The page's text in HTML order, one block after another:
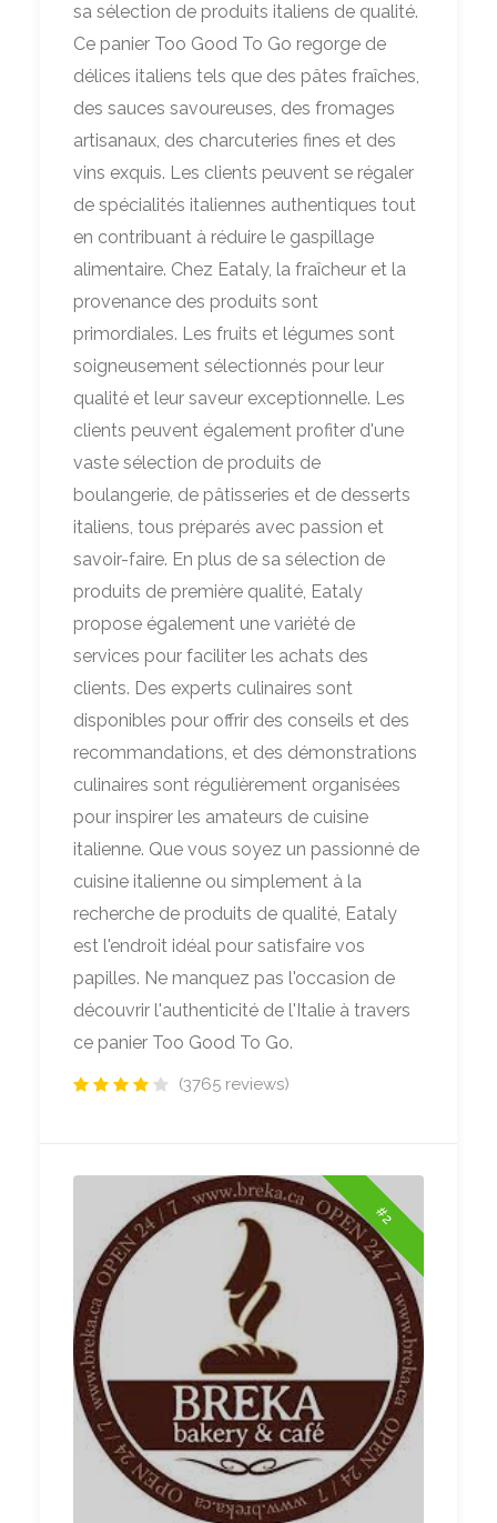
sa sélection de produits italiens de qualité.
Ce panier Too Good To Go regorge de
délices italiens tels que des pâtes fraîches,
des sauces savoureuses, des fromages
artisanaux, des charcuteries fines et des
vins exquis. Les clients peuvent se régaler
de spécialités italiennes authentiques tout
en contribuant à réduire le gaspillage
alimentaire. Chez Eataly, la fraîcheur et la
provenance des produits sont
primordiales. Les fruits et légumes sont
soigneusement sélectionnés pour leur
qualité et leur saveur exceptionnelle. Les
clients peuvent également profiter d'une
vaste sélection de produits de
boulangerie, de pâtisseries et de desserts
italiens, tous préparés avec passion et
savoir-faire. En plus de sa sélection de
produits de première qualité, Eataly
propose également une variété de
services pour faciliter les achats des
clients. Des experts culinaires sont
disponibles pour offrir des conseils et des
recommandations, et des démonstrations
culinaires sont régulièrement organisées
pour inspirer les amateurs de cuisine
italienne. Que vous soyez un passionné de
cuisine italienne ou simplement à la
recherche de produits de qualité, Eataly
est l'endroit idéal pour satisfaire vos
papilles. Ne manquez pas l'occasion de
découvrir l'authenticité de l'Italie à travers
ce panier Too Good To Go.
(3765 reviews)
#2